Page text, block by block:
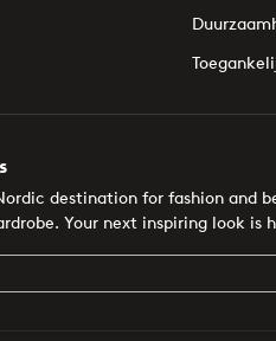
destination for fashion and
Your next inspiring look is